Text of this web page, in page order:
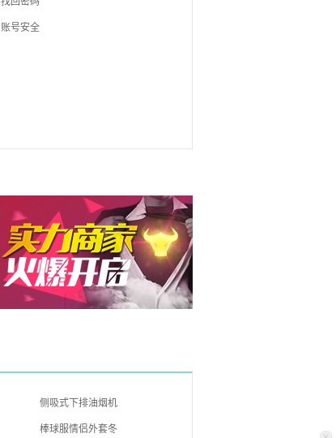
账号安全
侧吸式下排油烟机
棒球服情侣外套冬